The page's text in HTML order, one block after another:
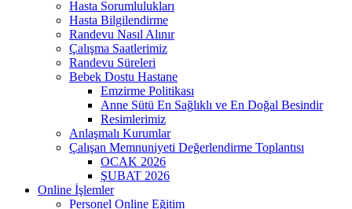
Hasta Sorumlulukları
Hasta Bilgilendirme
Randevu Nasıl Alınır
Çalışma Saatlerimiz
Randevu Süreleri
Bebek Dostu Hastane
Emzirme Politikası
Anne Sütü En Sağlıklı ve En Doğal Besindir
Resimlerimiz
Anlaşmalı Kurumlar
Çalışan Memnuniyeti Değerlendirme Toplantısı
OCAK 2026
ŞUBAT 2026
Online İşlemler
Personel Online Eğitim